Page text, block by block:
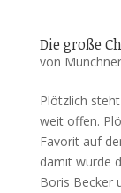
Die große
von
Plötzlich
weit offen.
Favorit auf
damit würde
Boris Becker